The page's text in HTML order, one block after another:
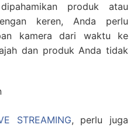
produk atau
keren, Anda perlu
kamera dari waktu ke
dan produk Anda tidak
STREAMING, perlu juga